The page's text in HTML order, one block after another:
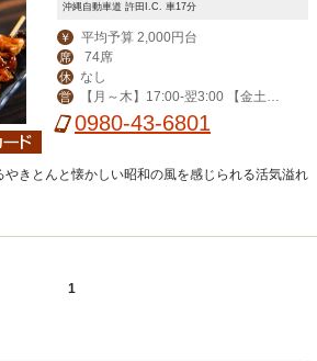
沖縄自動車道 許田I.C. 車17分
￥ 平均予算 2,000円台
席 74席
休 なし
営
【月～木】17:00-翌3:00 【金土日
祝前】 17:00-翌5:00
0980-43-6801
きとんと懐かしい昭和の風を感じられる活気溢れ
1